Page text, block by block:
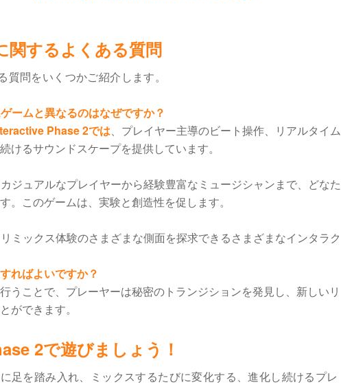
するよくある質問
質問をいくつかご紹介します。
ームと異なるのはなぜですか？
Phase 2では、プレイヤー主導のビート操作、リアルタイム
るサウンドスケープを提供しています。
ジュアルなプレイヤーから経験豊富なミュージシャンまで、どなた
このゲームは、実験と創造性を促します。
ミックス体験のさまざまな側面を探求できるさまざまなインタラク
ればよいですか？
うことで、プレーヤーは秘密のトランジションを発見し、新しいリ
ができます。
2で遊びましょう！
足を踏み入れ、ミックスするたびに変化する、進化し続けるプレ